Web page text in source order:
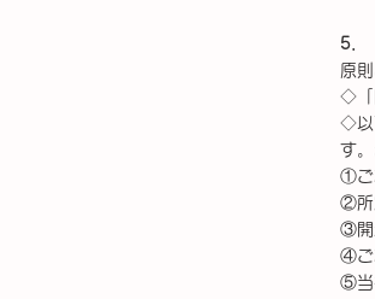
5．
原
◇「
◇以
す
①ご
②所
③開
④ご
⑤当